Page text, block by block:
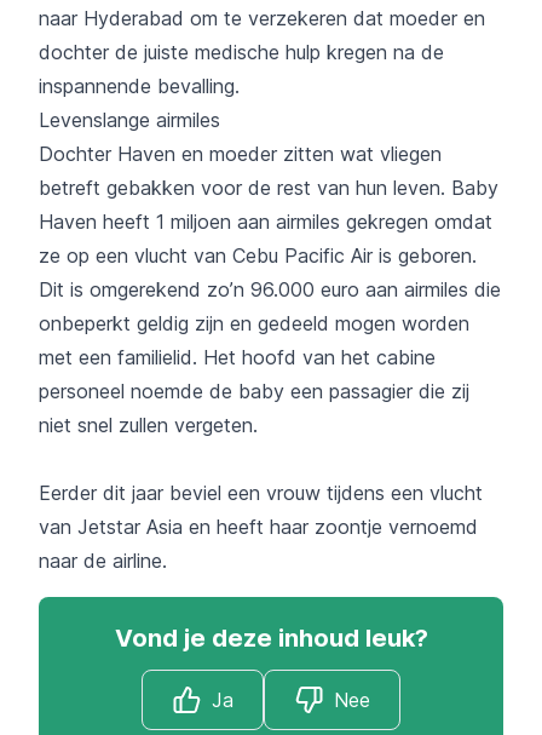
naar Hyderabad om te verzekeren dat moeder en
dochter de juiste medische hulp kregen na de
inspannende bevalling.
Levenslange airmiles
Dochter Haven en moeder zitten wat vliegen
betreft gebakken voor de rest van hun leven. Baby
Haven heeft 1 miljoen aan airmiles gekregen omdat
ze op een vlucht van Cebu Pacific Air is geboren.
Dit is omgerekend zo’n 96.000 euro aan airmiles die
onbeperkt geldig zijn en gedeeld mogen worden
met een familielid. Het hoofd van het cabine
personeel noemde de baby een passagier die zij
niet snel zullen vergeten.
Eerder dit jaar beviel een vrouw tijdens een vlucht
van Jetstar Asia en heeft haar zoontje vernoemd
naar de airline.
Vond je deze inhoud leuk?
Ja Nee